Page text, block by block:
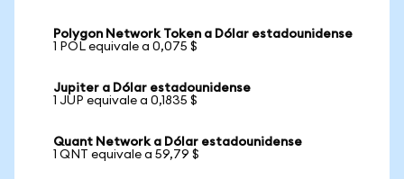
Polygon Network Token a Dólar estadounidense
1 POL equivale a 0,075 $
Jupiter a Dólar estadounidense
1 JUP equivale a 0,1835 $
Quant Network a Dólar estadounidense
1 QNT equivale a 59,79 $